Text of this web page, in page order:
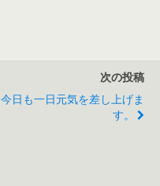
次の投稿
今日も一日元気を差し上げま
す。